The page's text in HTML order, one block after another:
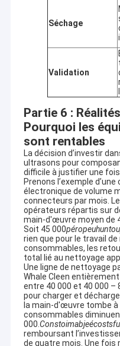
Séchage
Validation
Partie 6 :
Pourquoi les
sont rentables
La décision d’investir
ultrasons pour
difficile à justifier une
Prenons l’exemple
électronique de volume
connecteurs par mois.
opérateurs répartis sur
main-d'œuvre moyen de
Soit 45 000péropeuhuntou
rien que pour le travail
consommables, les
total lié au nettoyage
Une ligne de nettoyage
Whale Cleen
entre 40 000 et 40 000 –
pour charger et
la main-d'œuvre tombe à
consommables
000.Constoimabjeécostsf
remboursant
de quatre mois. Une fois